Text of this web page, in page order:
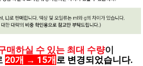
매하실 수 있는 최대 수량이
20개 → 15개로 변경되었습니다.